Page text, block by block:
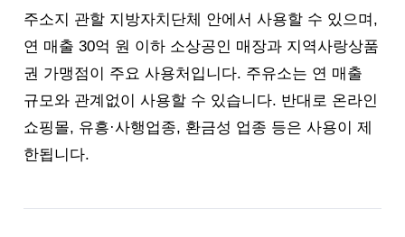
주소지 관할 지방자치단체 안에서 사용할 수 있으며,
연 매출 30억 원 이하 소상공인 매장과 지역사랑상품
권 가맹점이 주요 사용처입니다. 주유소는 연 매출
규모와 관계없이 사용할 수 있습니다. 반대로 온라인
쇼핑몰, 유흥·사행업종, 환금성 업종 등은 사용이 제
한됩니다.